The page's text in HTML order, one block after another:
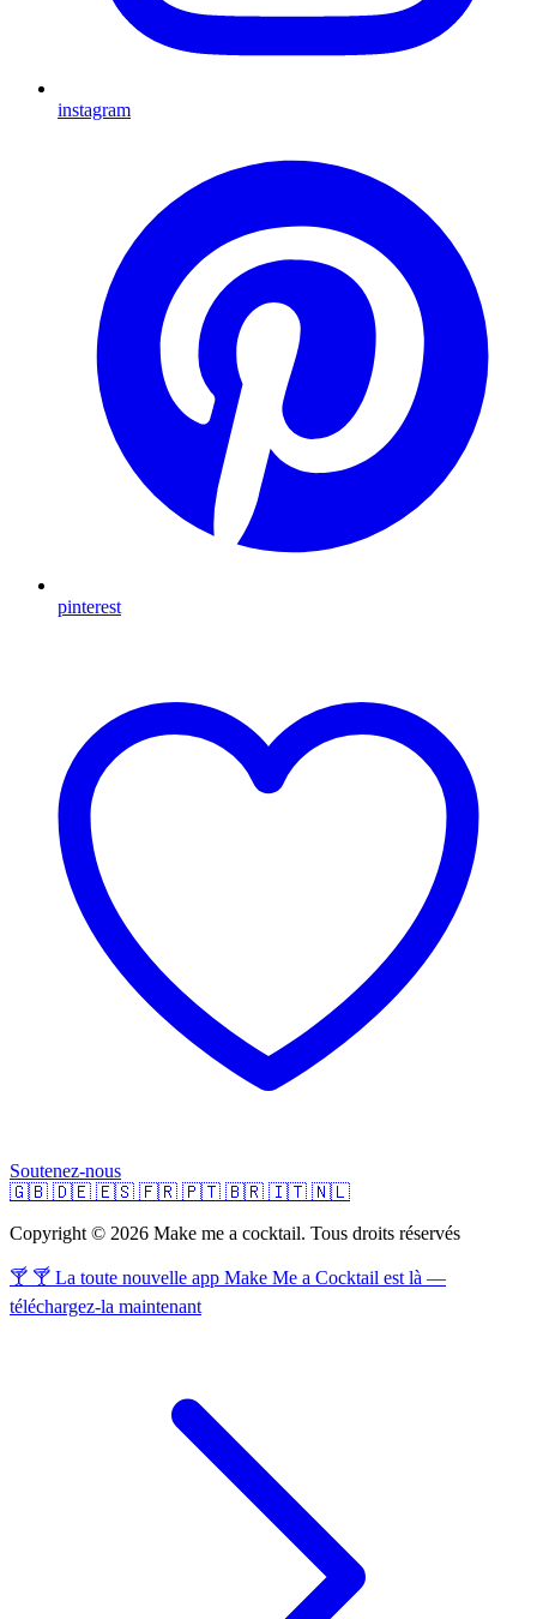
instagram
pinterest
Soutenez-nous
🇬🇧 🇩🇪 🇪🇸 🇫🇷 🇵🇹 🇧🇷 🇮🇹 🇳🇱
Copyright © 2026 Make me a cocktail. Tous droits réservés
🍸 🍸 La toute nouvelle app Make Me a Cocktail est là —
téléchargez-la maintenant